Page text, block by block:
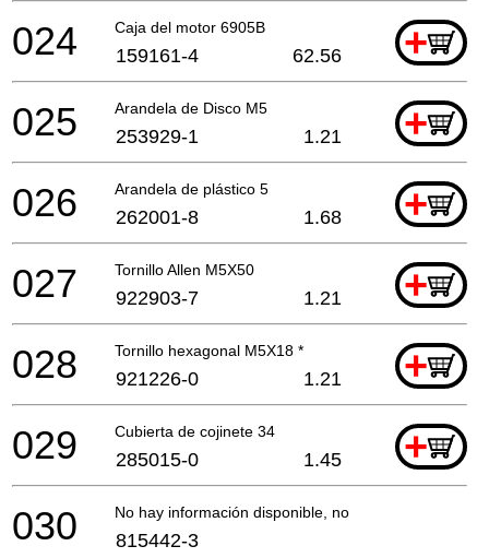
Caja del motor 6905B +
024 159161-4 62.56
Arandela de Disco M5 +
025 253929-1 1.21
Arandela de plástico 5 +
026 262001-8 1.68
Tornillo Allen M5X50 +
027 922903-7 1.21
Tornillo hexagonal M5X18 * +
028 921226-0 1.21
Cubierta de cojinete 34 +
029 285015-0 1.45
No hay información disponible, no se puede pedir
030 815442-3